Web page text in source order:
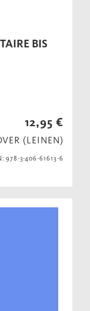
BIS
12,95 €
(LEINEN)
978-3-406-61613-6